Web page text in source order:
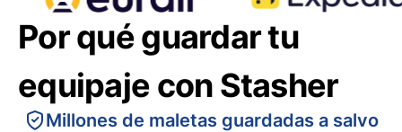
Por qué guardar tu
equipaje con Stasher
Millones de maletas guardadas a salvo